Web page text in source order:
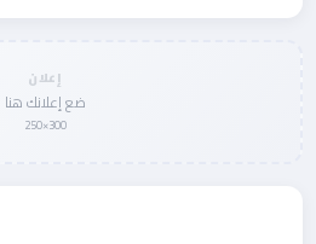
إعلان
ضع إعلانك هنا
300×250